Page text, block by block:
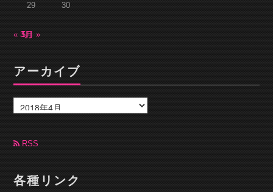
29 30
« 3月5月 »
アーカイブ
ー
カ
ブ RSS
各種リンク